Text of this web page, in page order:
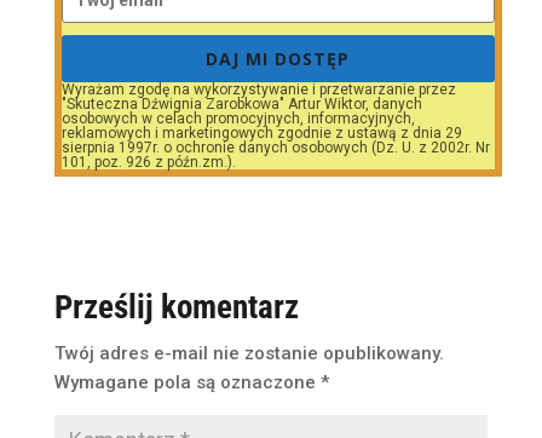
DAJ MI DOSTĘP
Wyrażam zgodę na wykorzystywanie i przetwarzanie przez
"Skuteczna Dźwignia Zarobkowa" Artur Wiktor, danych
osobowych w celach promocyjnych, informacyjnych,
reklamowych i marketingowych zgodnie z ustawą z dnia 29
sierpnia 1997r. o ochronie danych osobowych (Dz. U. z 2002r. Nr
101, poz. 926 z późn.zm.).
Prześlij komentarz
Twój adres e-mail nie zostanie opublikowany.
Wymagane pola są oznaczone *